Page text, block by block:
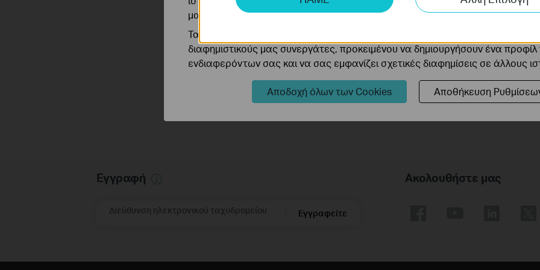
Temperature and Humidity Monitor:
Tapo T315
Εγγραφή
Διεύθυνση ηλεκτρονικού ταχυδρομείου Εγγραφείτε
Ακολουθήστε μας
μας.
Τα διαφημιστικά cookie μπορούν να ρυθμιστούν μέσω του ιστότοπού μας από
διαφημιστικούς μας συνεργάτες, προκειμένου να δημιουργήσουν ένα
ενδιαφερόντων σας και να σας εμφανίζει σχετικές διαφημίσεις σε άλλους
Αποδοχή όλων των Cookies Αποθήκευση